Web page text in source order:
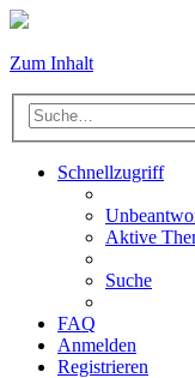
Zum Inhalt
Schnellzugriff
Aktive
Suche
FAQ
Anmelden
Registrieren